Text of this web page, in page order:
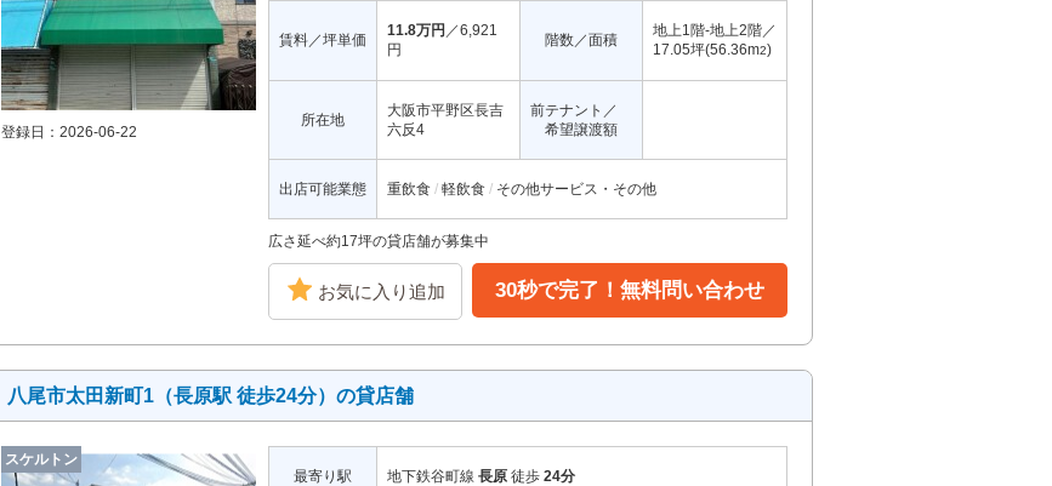
登録日：2026-06-22
賃料／坪単価
11.8万円 ／6,921
円
階数／面積
地上1階-地上2階／
17.05坪(56.36m2)
所在地
大阪市平野区長吉
六反4
前テナント／
希望譲渡額
出店可能業態 重飲食 軽飲食 その他サービス・その他
広さ延べ約17坪の貸店舗が募集中
お気に入り追加 30秒で完了！無料問い合わせ
八尾市太田新町1（長原駅 徒歩24分）の貸店舗
スケルトン
最寄り駅 地下鉄谷町線 長原 徒歩 24分